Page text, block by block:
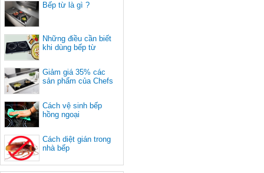
Bếp từ là gì ?
Những điều cần biết
khi dùng bếp từ
Giảm giá 35% các
sản phẩm của Chefs
Cách vệ sinh bếp
hồng ngoại
Cách diệt gián trong
nhà bếp